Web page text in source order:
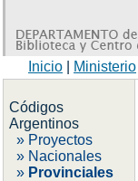
Inicio Ministerio
Códigos
Argentinos
» Proyectos
» Nacionales
» Provinciales